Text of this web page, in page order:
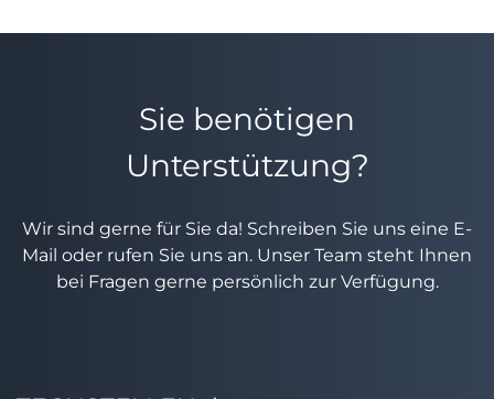
Sie benötigen
Unterstützung?
Wir sind gerne für Sie da! Schreiben Sie uns eine E-
Mail oder rufen Sie uns an. Unser Team steht Ihnen
bei Fragen gerne persönlich zur Verfügung.